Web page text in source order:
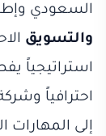
السعودي وإطار رؤية
والتسويق
استراتيجياً
احترافياً
إلى المهارات